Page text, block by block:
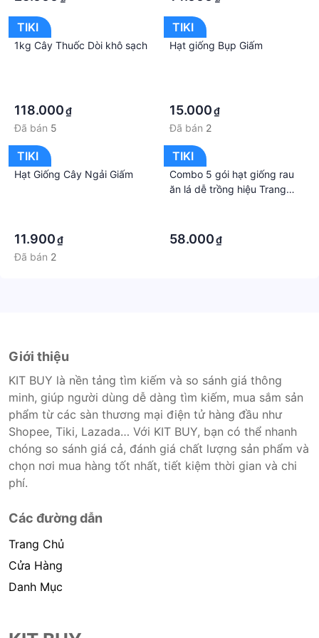
TIKI
1kg Cây Thuốc Dòi khô sạch
118.000₫
Đã bán 5
TIKI
Hạt giống Bụp Giấm
15.000₫
Đã bán 2
TIKI
Hạt Giống Cây Ngải Giấm
11.900₫
Đã bán 2
TIKI
Combo 5 gói hạt giống rau
ăn lá dễ trồng hiệu Trang
58.000₫
Giới thiệu
KIT BUY là nền tảng tìm kiếm và so sánh giá thông
minh, giúp người dùng dễ dàng tìm kiếm, mua sắm sản
phẩm từ các sàn thương mại điện tử hàng đầu như
Shopee, Tiki, Lazada… Với KIT BUY, bạn có thể nhanh
chóng so sánh giá cả, đánh giá chất lượng sản phẩm và
chọn nơi mua hàng tốt nhất, tiết kiệm thời gian và chi
phí.
Các đường dẫn
Trang Chủ
Cửa Hàng
Danh Mục